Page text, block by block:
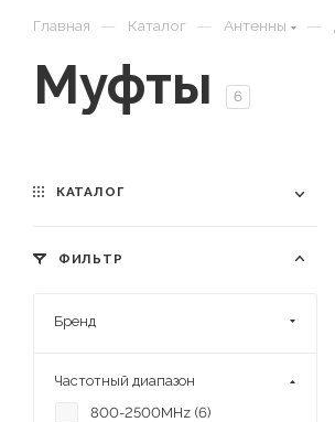
Главная — Каталог — Антенны —
Муфты 6
КАТАЛОГ
ФИЛЬТР
Бренд
Частотный диапазон
800-2500MHz (6)